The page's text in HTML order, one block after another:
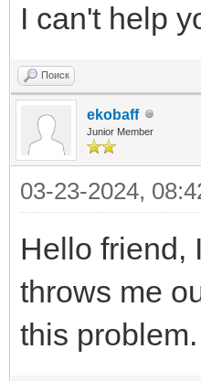
I can't help
Поиск
ekobaff
Junior Member
03-23-2024,
Hello friend,
throws me
this